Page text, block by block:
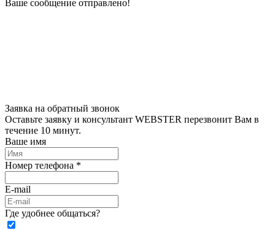
Ваше сообщение отправлено!
Заявка на обратный звонок
Оставьте заявку и консультант WEBSTER перезвонит Вам в
течение 10 минут.
Ваше имя
Номер телефона *
E-mail
Где удобнее общаться?